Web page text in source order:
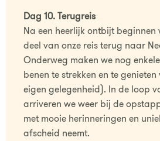
Dag 10. Terugreis
Na een heerlijk ontbijt
deel van onze reis terug naar
Onderweg maken we nog
benen te strekken en te
eigen gelegenheid). In de loop
arriveren we weer bij de
met mooie herinneringen en
afscheid neemt.